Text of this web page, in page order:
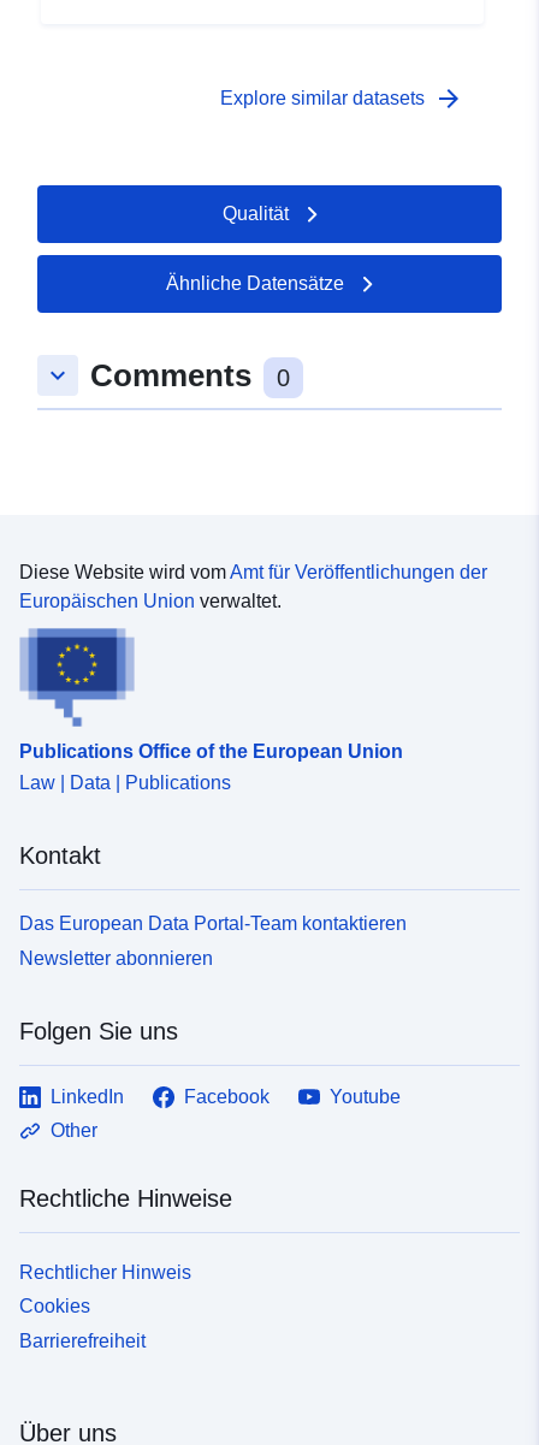
Verjährungsverordnung eines PPR;-Explore similar datasets arrow_forward
Qualität
Ähnliche Datensätze
keyboard_arrow_down Comments 0
Diese Website wird vomAmt für Veröffentlichungen der
Europäischen Union verwaltet.
Publications Office of the European Union
Law | Data | Publications
Kontakt
Das European Data Portal-Team kontaktieren
Newsletter abonnieren
Folgen Sie uns
LinkedIn Facebook
Youtube
Other
Rechtliche Hinweise
Rechtlicher Hinweis
Cookies
Barrierefreiheit
Über uns